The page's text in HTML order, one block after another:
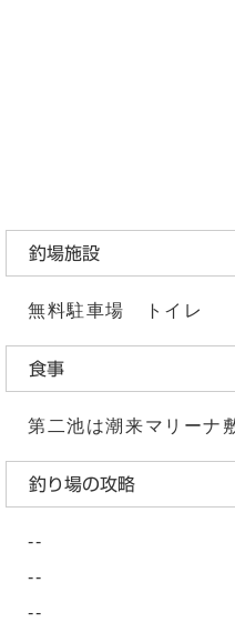
釣場施設
無料駐車場 トイレ
食事
第二池は潮来マリー
釣り場の攻略
--
--
--